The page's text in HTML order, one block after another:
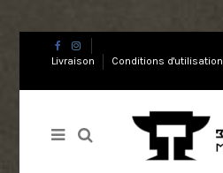
Livraison Conditions d'utilisation